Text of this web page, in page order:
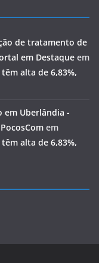
de tratamento de
em Destaque em
alta de 6,83%,
em Uberlândia -
em
alta de 6,83%,